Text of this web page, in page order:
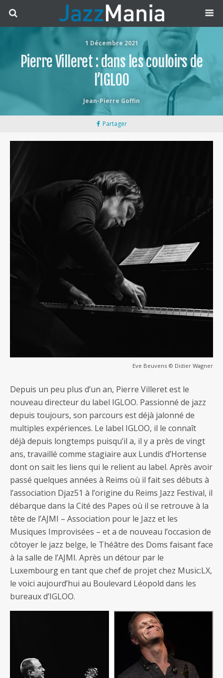
1 Décembre 2021
Pierre Villeret : dans les couloirs de
l’IGLOO
Jean-Pierre Goffin
Partager
Eve Beuvens © Didier Wagner
Depuis un peu plus d’un an, Pierre Villeret est le
nouveau directeur du label IGLOO. Passionné de jazz
depuis toujours, son parcours est déjà jalonné de
multiples expériences. Le label IGLOO, il le connaît
déjà depuis longtemps puisqu’il a, il y a près de vingt
ans, travaillé comme stagiaire aux Lundis d’Hortense
dont on sait les liens qui le relient au label. Après avoir
passé quelques années à Reims où il fait ses débuts à
l’association Djaz51 à l’origine du Reims Jazz Festival, il
débarque dans la Cité des Papes où il se retrouve à la
tête de l’AJMI – Association pour le Jazz et les
Musiques Improvisées – et a de nouveau l’occasion de
côtoyer le jazz belge, le Théâtre des Doms faisant face
à la salle de l’AJMI. Après un détour par le
Luxembourg en tant que chef de projet chez Music:LX,
le voici aujourd’hui au Boulevard Léopold dans les
bureaux d’IGLOO.